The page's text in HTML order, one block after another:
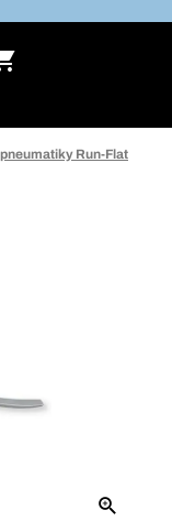
Run-Flat